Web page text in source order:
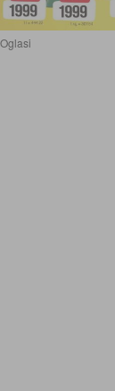
Oglasi